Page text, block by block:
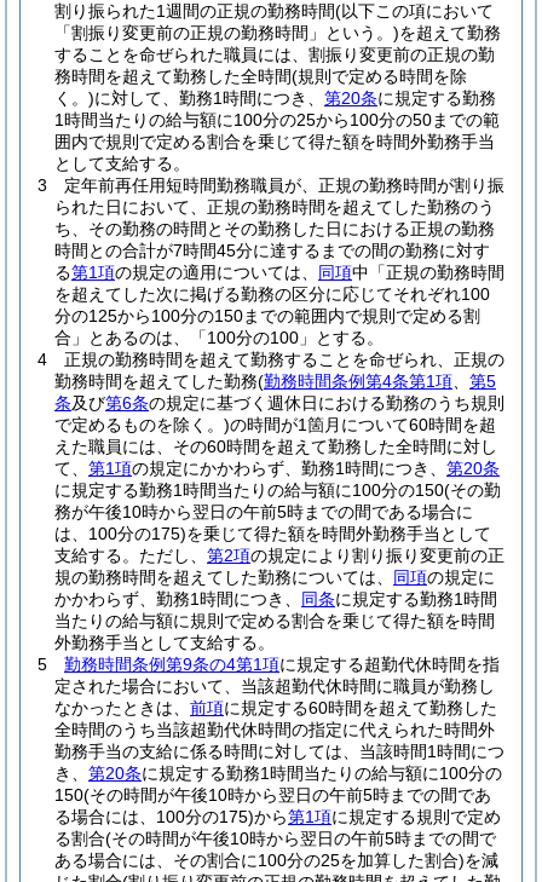
割り振られた1週間の正規の勤務時間(以下この項において
「割振り変更前の正規の勤務時間」という。)を超えて勤務
することを命ぜられた職員には、割振り変更前の正規の勤
務時間を超えて勤務した全時間(規則で定める時間を除
く。)に対して、勤務1時間につき、 第20条に規定する勤務
1時間当たりの給与額に100分の25から100分の50までの範
囲内で規則で定める割合を乗じて得た額を時間外勤務手当
として支給する。
3
定年前再任用短時間勤務職員が、正規の勤務時間が割り振
られた日において、正規の勤務時間を超えてした勤務のう
ち、その勤務の時間とその勤務した日における正規の勤務
時間との合計が7時間45分に達するまでの間の勤務に対す
る第1項の規定の適用については、 同項中「正規の勤務時間
を超えてした次に掲げる勤務の区分に応じてそれぞれ100
分の125から100分の150までの範囲内で規則で定める割
合」とあるのは、「100分の100」とする。
4
正規の勤務時間を超えて勤務することを命ぜられ、正規の
勤務時間を超えてした勤務(勤務時間条例第4条第1項
第5
条及び第6条の規定に基づく週休日における勤務のうち規則
で定めるものを除く。)の時間が1箇月について60時間を超
えた職員には、その60時間を超えて勤務した全時間に対し
て、 第1項の規定にかかわらず、勤務1時間につき、 第20条
に規定する勤務1時間当たりの給与額に100分の150(その勤
務が午後10時から翌日の午前5時までの間である場合に
は、100分の175)を乗じて得た額を時間外勤務手当として
支給する。 ただし、 第2項の規定により割り振り変更前の正
規の勤務時間を超えてした勤務については、 同項の規定に
かかわらず、勤務1時間につき、 同条に規定する勤務1時間
当たりの給与額に規則で定める割合を乗じて得た額を時間
外勤務手当として支給する。
5
勤務時間条例第9条の4第1項に規定する超勤代休時間を指
定された場合において、当該超勤代休時間に職員が勤務し
なかったときは、 前項に規定する60時間を超えて勤務した
全時間のうち当該超勤代休時間の指定に代えられた時間外
勤務手当の支給に係る時間に対しては、当該時間1時間につ
き、 第20条に規定する勤務1時間当たりの給与額に100分の
150(その時間が午後10時から翌日の午前5時までの間であ
る場合には、100分の175)から第1項に規定する規則で定め
る割合(その時間が午後10時から翌日の午前5時までの間で
ある場合には、その割合に100分の25を加算した割合)を減